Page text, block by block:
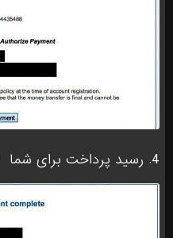
4. رسید پرداخت برای شما